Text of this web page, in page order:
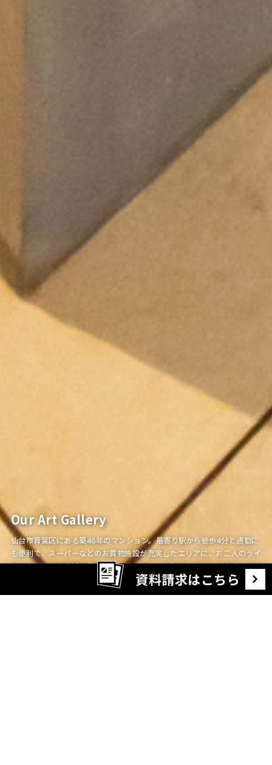
Our Art Gallery
仙台市青葉区にある築46年のマンション。最寄り駅から徒歩4分と通勤に
も便利で、スーパーなどのお買物施設が充実したエリアに、お二人のライ
フスタイルや価値観を反映した、他にはない特別なお住まいが完成しまし
資料請求はこちら